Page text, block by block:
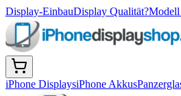
Display-EinbauDisplay Qualität?Modell
iPhone DisplaysiPhone Akkus